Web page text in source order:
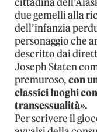
due gemelli alla
dell’infanzia
personaggio che
descritto dai
Joseph Staten
premuroso,con
classici luoghi
transessualità».
Per scrivere il